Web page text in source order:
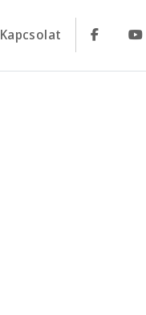
Kapcsolat